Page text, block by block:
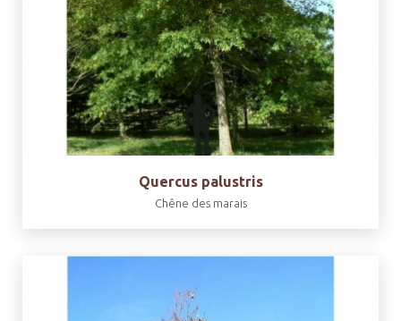
Quercus palustris
Chêne des marais